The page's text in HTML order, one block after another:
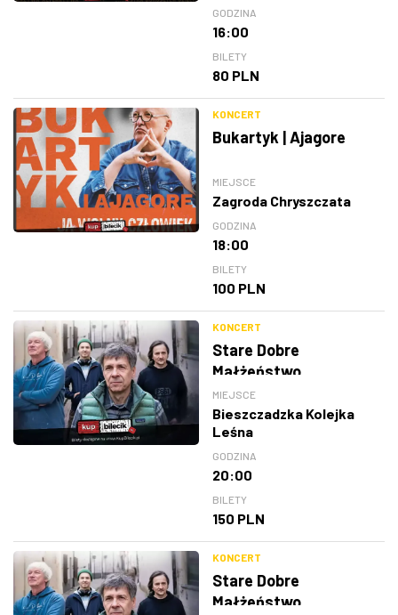
GODZINA
16:00
BILETY
80 PLN
KONCERT
Bukartyk | Ajagore
MIEJSCE
Zagroda Chryszczata
GODZINA
18:00
BILETY
100 PLN
KONCERT
Stare Dobre
Małżeństwo
MIEJSCE
Bieszczadzka Kolejka
Leśna
GODZINA
20:00
BILETY
150 PLN
KONCERT
Stare Dobre
Małżeństwo